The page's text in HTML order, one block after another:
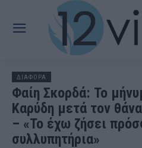
ΔΙΑΦΟΡΑ
Φαίη Σκορδά: Το
Καρύδη μετά τον
– «Το έχω ζήσει
συλλυπητήρια»